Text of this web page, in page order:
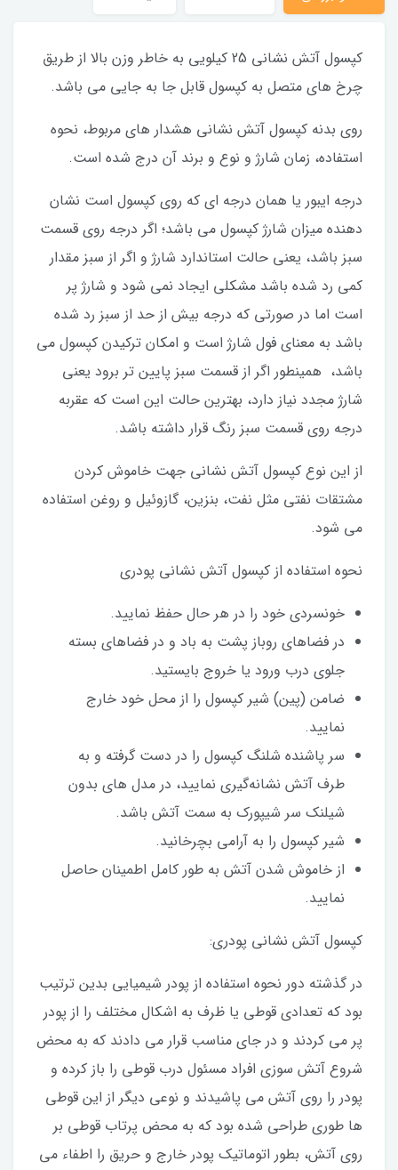
کپسول آتش نشانی 25 کیلویی به خاطر وزن بالا از طریق
چرخ های متصل به کپسول قابل جا به جایی می باشد.
روی بدنه کپسول آتش نشانی هشدار های مربوط، نحوه
استفاده، زمان شارژ و نوع و برند آن درج شده است.
درجه ایبور یا همان درجه ای که روی کپسول است نشان
دهنده میزان شارژ کپسول می باشد؛ اگر درجه روی قسمت
سبز باشد، یعنی حالت استاندارد شارژ و اگر از سبز مقدار
کمی رد شده باشد مشکلی ایجاد نمی شود و شارژ پر
است اما در صورتی که درجه بیش از حد از سبز رد شده
باشد به معنای فول شارژ است و امکان ترکیدن کپسول می
باشد، همینطور اگر از قسمت سبز پایین تر برود یعنی
شارژ مجدد نیاز دارد، بهترین حالت این است که عقربه
درجه روی قسمت سبز رنگ قرار داشته باشد.
از این نوع کپسول آتش نشانی جهت خاموش کردن
مشتقات نفتی مثل نفت، بنزین، گازوئیل و روغن استفاده
می شود.
نحوه استفاده از کپسول آتش نشانی پودری
خونسردی خود را در هر حال حفظ نمایید.
در فضاهای روباز پشت به باد و در فضاهای بسته
جلوی درب ورود یا خروج بایستید.
ضامن (پین) شیر کپسول را از محل خود خارج
نمایید.
سر پاشنده شلنگ کپسول را در دست گرفته و به
طرف آتش نشانه‌گیری نمایید، در مدل های بدون
شیلنک سر شیپورک به سمت آتش باشد.
شیر کپسول را به آرامی بچرخانید.
از خاموش شدن آتش به طور کامل اطمینان حاصل
نمایید.
کپسول آتش نشانی پودری:
در گذشته دور نحوه استفاده از پودر شیمیایی بدین ترتیب
بود که تعدادی قوطی یا ظرف به اشکال مختلف را از پودر
پر می کردند و در جای مناسب قرار می دادند که به محض
شروع آتش سوزی افراد مسئول درب قوطی را باز کرده و
پودر را روی آتش می پاشیدند و نوعی دیگر از این قوطی
ها طوری طراحی شده بود که به محض پرتاب قوطی بر
روی آتش، بطور اتوماتیک پودر خارج و حریق را اطفاء می